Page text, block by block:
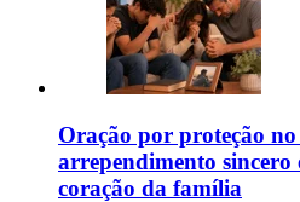
Oração por proteção no
arrependimento sincero
coração da família